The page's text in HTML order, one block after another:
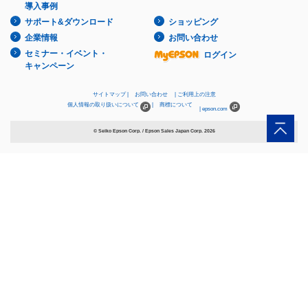
導入事例
サポート&ダウンロード
ショッピング
企業情報
お問い合わせ
セミナー・イベント・
キャンペーン
ログイン
サイトマップ お問い合わせ
ご利用上の注意
個人情報の取り扱いについて
商標について
epson.com
© Seiko Epson Corp. / Epson Sales Japan Corp. 2026